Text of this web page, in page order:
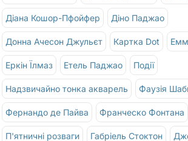
Діана Кошор-Пфойфер Діно Паджао
Донна Ачесон Джульєт Картка Dot
Еркін Їлмаз Етель Паджао Події
Надзвичайно тонка акварель Фаузія
Фернандо де Пайва Франческо Фонтана
П'ятничні розваги Габріель Стоктон